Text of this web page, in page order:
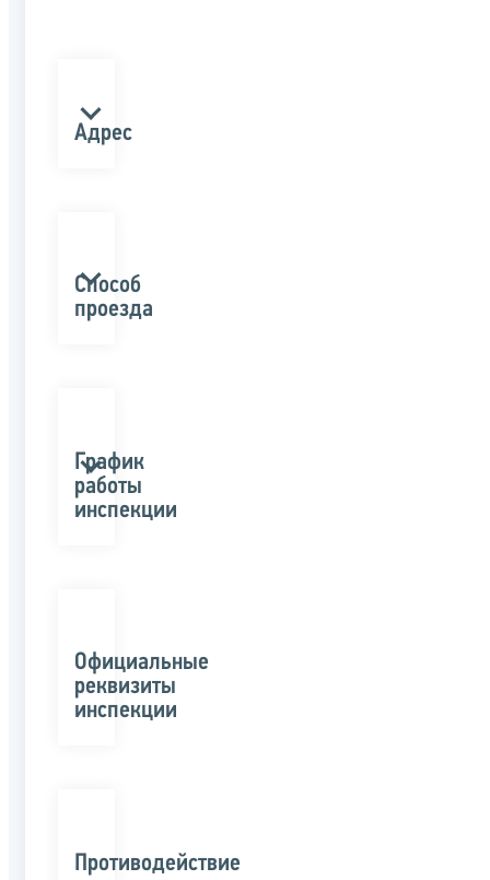
Адрес
Способ
проезда
График
работы
инспекции
Официальные
реквизиты
инспекции
Противодействие